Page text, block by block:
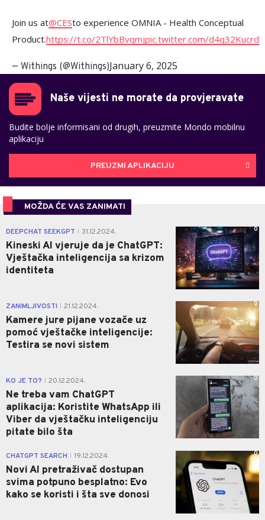
Join us at@CESto experience OMNIA - Health Conceptual
Product.https://t.co/2TlYbBvqmjpic.twitter.com/d4q32Kucrd
— Withings (@Withings)January 6, 2025
Naše vijesti ne morate da provjeravate
Budite bolje informisani od drugih, preuzmite Mondo mobilnu
aplikaciju
PREUZMI APLIKACIJU
MOŽDA ĆE VAS ZANIMATI
DEEPCHAT SEEKGPT 31.12.2024.
Kineski AI vjeruje da je ChatGPT:
Vještačka inteligencija sa krizom
identiteta
0
ZANIMLJIVOSTI 21.12.2024.
Kamere jure pijane vozače uz
pomoć vještačke inteligencije:
Testira se novi sistem
0
KO JE TO? 20.12.2024.
Ne treba vam ChatGPT
aplikacija: Koristite WhatsApp ili
Viber da vještačku inteligenciju
pitate bilo šta
0
CHATGPT SEARCH 19.12.2024.
Novi AI pretraživač dostupan
svima potpuno besplatno: Evo
kako se koristi i šta sve donosi
0